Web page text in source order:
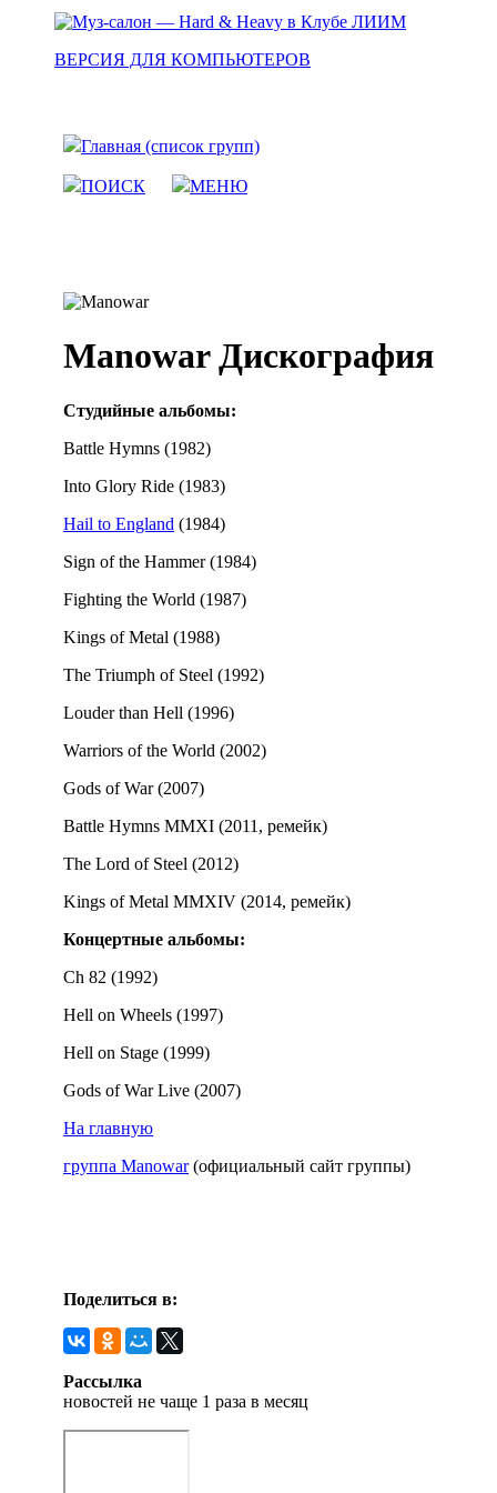
ВЕРСИЯ ДЛЯ КОМПЬЮТЕРОВ
Главная (список групп)
ПОИСК МЕНЮ
Manowar Дискография
Студийные альбомы:
Battle Hymns (1982)
Into Glory Ride (1983)
Hail to England (1984)
Sign of the Hammer (1984)
Fighting the World (1987)
Kings of Metal (1988)
The Triumph of Steel (1992)
Louder than Hell (1996)
Warriors of the World (2002)
Gods of War (2007)
Battle Hymns MMXI (2011, ремейк)
The Lord of Steel (2012)
Kings of Metal MMXIV (2014, ремейк)
Концертные альбомы:
Ch 82 (1992)
Hell on Wheels (1997)
Hell on Stage (1999)
Gods of War Live (2007)
На главную
группа Manowar(официальный сайт группы)
Поделиться в:
Рассылка
новостей не чаще 1 раза в месяц